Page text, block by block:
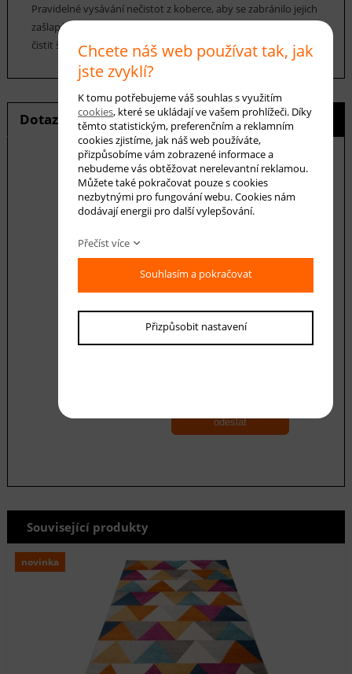
Pravidelné vysávání nečistot z koberce, aby se zabránilo jejich
zašlapání do koberce. Cca jednou za 12-18 měsíců je možné
čistit šamponováním.
Dotaz na produkt Hlídání ceny
E-mail *
Váš dotaz
odeslat
Související produkty
novinka
Chcete náš web používat tak, jak
jste zvyklí?
K tomu potřebujeme váš souhlas s využitím
cookies, které se ukládají ve vašem prohlížeči. Díky
těmto statistickým, preferenčním a reklamním
cookies zjistíme, jak náš web používáte,
přizpůsobíme vám zobrazené informace a
nebudeme vás obtěžovat nerelevantní reklamou.
Můžete také pokračovat pouze s cookies
nezbytnými pro fungování webu. Cookies nám
dodávají energii pro další vylepšování.
Přečíst více
Souhlasím a pokračovat
Přizpůsobit nastavení